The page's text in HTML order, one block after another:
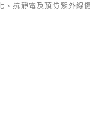
、抗靜電及預防紫外線